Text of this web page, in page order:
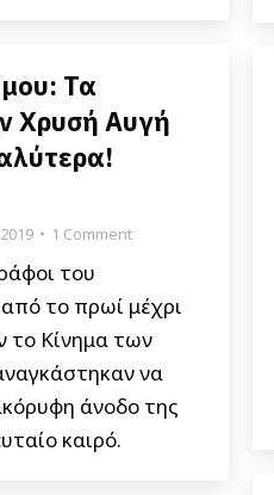
Τα
Χρυσή Αυγή
1 Comment
του
το πρωί μέχρι
το Κίνημα των
να
άνοδο της
καιρό.